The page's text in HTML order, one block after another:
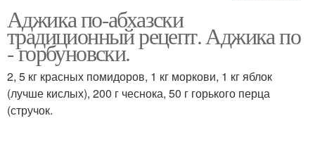
Аджики на зиму
условиях
Аджика из красного
Аджика из болгарского
Аджика по-абхазски
традиционный рецепт. Аджика по
- горбуновски.
2, 5 кг красных помидоров, 1 кг моркови, 1 кг яблок
(лучше кислых), 200 г чеснока, 50 г горького перца
(стручок.